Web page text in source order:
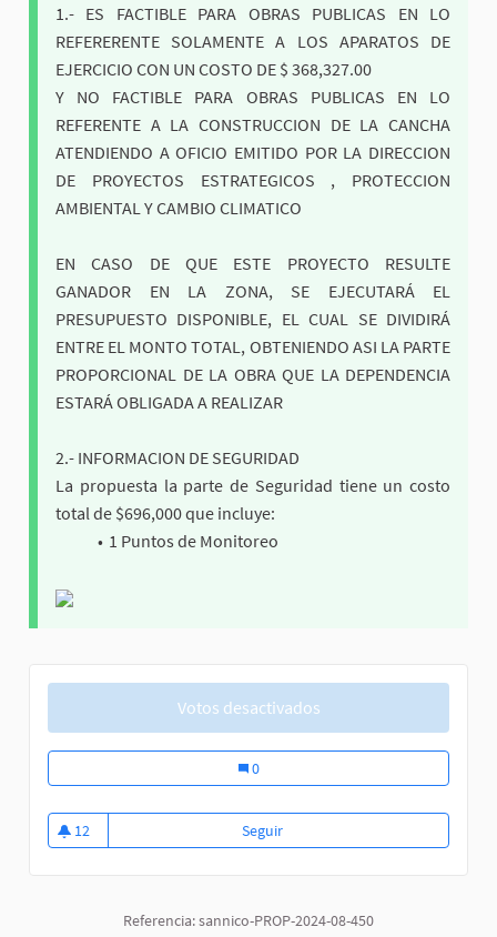
1.- ES FACTIBLE PARA OBRAS PUBLICAS EN LO
REFERERENTE SOLAMENTE A LOS APARATOS DE
EJERCICIO CON UN COSTO DE $ 368,327.00
Y NO FACTIBLE PARA OBRAS PUBLICAS EN LO
REFERENTE A LA CONSTRUCCION DE LA CANCHA
ATENDIENDO A OFICIO EMITIDO POR LA DIRECCION
DE PROYECTOS ESTRATEGICOS , PROTECCION
AMBIENTAL Y CAMBIO CLIMATICO
EN CASO DE QUE ESTE PROYECTO RESULTE
GANADOR EN LA ZONA, SE EJECUTARÁ EL
PRESUPUESTO DISPONIBLE, EL CUAL SE DIVIDIRÁ
ENTRE EL MONTO TOTAL, OBTENIENDO ASI LA PARTE
PROPORCIONAL DE LA OBRA QUE LA DEPENDENCIA
ESTARÁ OBLIGADA A REALIZAR
2.- INFORMACION DE SEGURIDAD
La propuesta la parte de Seguridad tiene un costo
total de $696,000 que incluye:
1 Puntos de Monitoreo
Votos desactivados
Equipamiento para la plaza.
0
12
12 seguidoras
SeguirEquipamiento para la plaza.
Referencia: sannico-PROP-2024-08-450